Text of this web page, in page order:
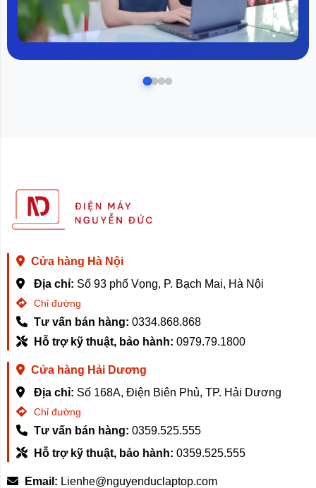
Cửa hàng Hà Nội
Địa chỉ: Số 93 phố Vọng, P. Bạch Mai, Hà Nội
Chỉ đường
Tư vấn bán hàng: 0334.868.868
Hỗ trợ kỹ thuật, bảo hành: 0979.79.1800
Cửa hàng Hải Dương
Địa chỉ: Số 168A, Điện Biên Phủ, TP. Hải Dương
Chỉ đường
Tư vấn bán hàng: 0359.525.555
Hỗ trợ kỹ thuật, bảo hành: 0359.525.555
Email: Lienhe@nguyenduclaptop.com